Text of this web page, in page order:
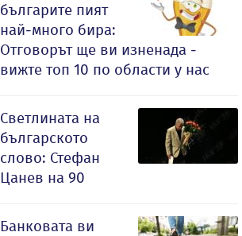
българите пият
най-много бира:
Отговорът ще ви изненада -
вижте топ 10 по области у нас
Светлината на
българското
слово: Стефан
Цанев на 90
Банковата ви